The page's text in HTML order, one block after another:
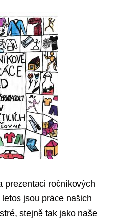
prezentaci ročníkových
jsou práce našich
stejně tak jako naše